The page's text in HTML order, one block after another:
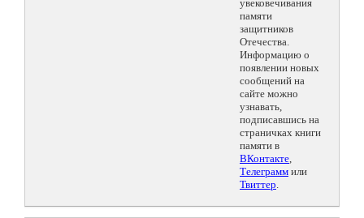
увековечивания
памяти
защитников
Отечества.
Информацию о
появлении новых
сообщений на
сайте можно
узнавать,
подписавшись на
страничках книги
памяти в
ВКонтакте,
Телеграмм или
Твиттер.